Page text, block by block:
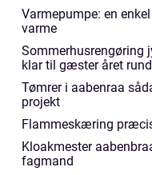
Varmepumpe: en
varme
Sommerhusrengøring
klar til gæster året
Tømrer i aabenraa
projekt
Flammeskæring
Kloakmester
fagmand